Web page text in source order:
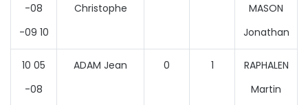
-08
-09 10
Christophe
MASON
Jonathan
10 05
-08
ADAM Jean 0 1
RAPHALEN
Martin